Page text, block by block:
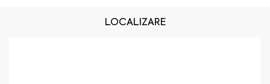
LOCALIZARE